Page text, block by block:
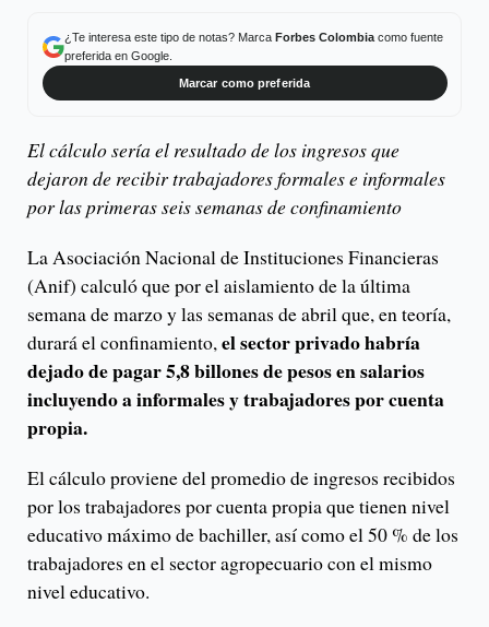
¿Te interesa este tipo de notas? Marca Forbes Colombiacomo fuente
preferida en Google.
Marcar como preferida
El cálculo sería el resultado de los ingresos que
dejaron de recibir trabajadores formales e informales
por las primeras seis semanas de confinamiento
La Asociación Nacional de Instituciones Financieras
(Anif) calculó que por el aislamiento de la última
semana de marzo y las semanas de abril que, en teoría,
durará el confinamiento,el sector privado habría
dejado de pagar 5,8 billones de pesos en salarios
incluyendo a informales y trabajadores por cuenta
propia.
El cálculo proviene del promedio de ingresos recibidos
por los trabajadores por cuenta propia que tienen nivel
educativo máximo de bachiller, así como el 50 % de los
trabajadores en el sector agropecuario con el mismo
nivel educativo.